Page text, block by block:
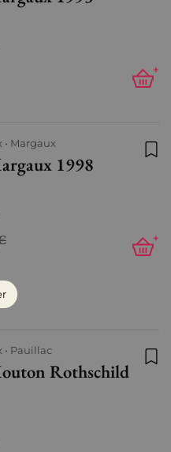
+
Margaux
1998
+
Pauillac
Rothschild